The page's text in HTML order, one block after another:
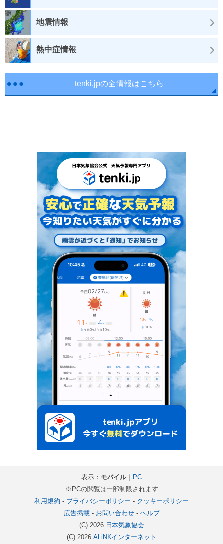
地震情報
熱中症情報
tenki.jpの全情報はこちら
表示： モバイル｜ PC
※PCの閲覧は一部制限されます
利用規約 - プライバシーポリシー - クッキーポリシー
広告掲載- お問い合わせ- ヘルプ
(C) 2026 日本気象協会
(C) 2026 ALiNKインターネット